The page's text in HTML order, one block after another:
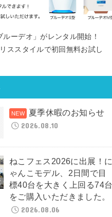
ルーデオ」がレンタル開始！
ススタイルで初回無料お試し
夏季休暇のお知らせ
2026.08.10
ねこフェス2026に出展！に
ゃんこモデル、2日間で目
標40台を大きく上回る74台
をご購入いただきました。
2026.08.06